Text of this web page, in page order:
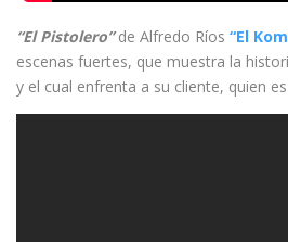
“El Pistolero”de Alfredo Ríos “El
escenas fuertes, que muestra la
y el cual enfrenta a su cliente, quien